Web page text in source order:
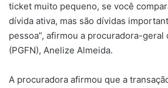
ticket muito pequeno, se você
dívida ativa, mas são dívidas
pessoa”, afirmou a procuradora-geral
(PGFN), Anelize Almeida.
A procuradora afirmou que a